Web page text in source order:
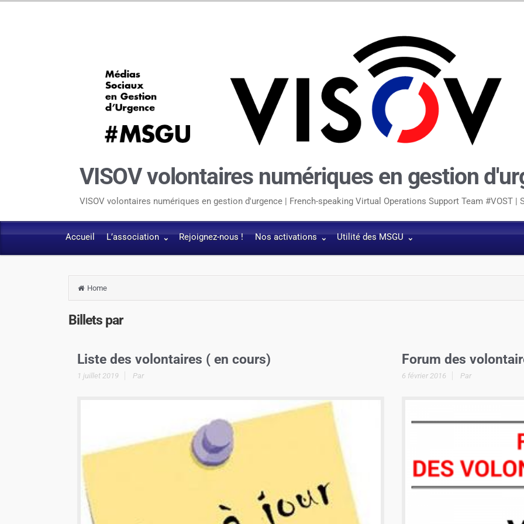
VISOV volontaires numériques en gestion
VISOV volontaires numériques en gestion d'urgence | French-speaking Virtual Operations Support Team #VOST
Accueil L’association Rejoignez-nous ! Nos activations Utilité des MSGU
Home
Billets par
Liste des volontaires ( en cours)
1 juillet 2019 Par
Forum des
6 février 2016 Par